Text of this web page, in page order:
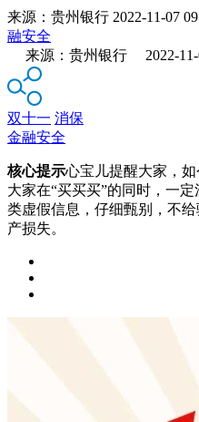
来源： 贵州银行 2022-11-07
融安全
来源：贵州银行 2022-11-
双十一 消保
金融安全
核心提示心宝儿提醒大家，如
大家在“买买买”的同时，一
类虚假信息，仔细甄别，不
产损失。